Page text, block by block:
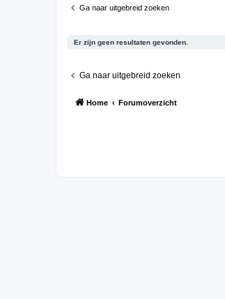
Ga naar uitgebreid zoeken
Er zijn geen resultaten gevonden.
Ga naar uitgebreid zoeken
Home Forumoverzicht